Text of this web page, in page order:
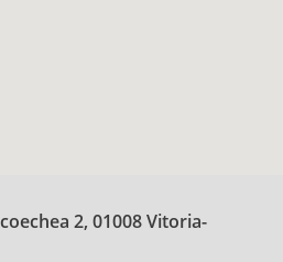
2, 01008 Vitoria-